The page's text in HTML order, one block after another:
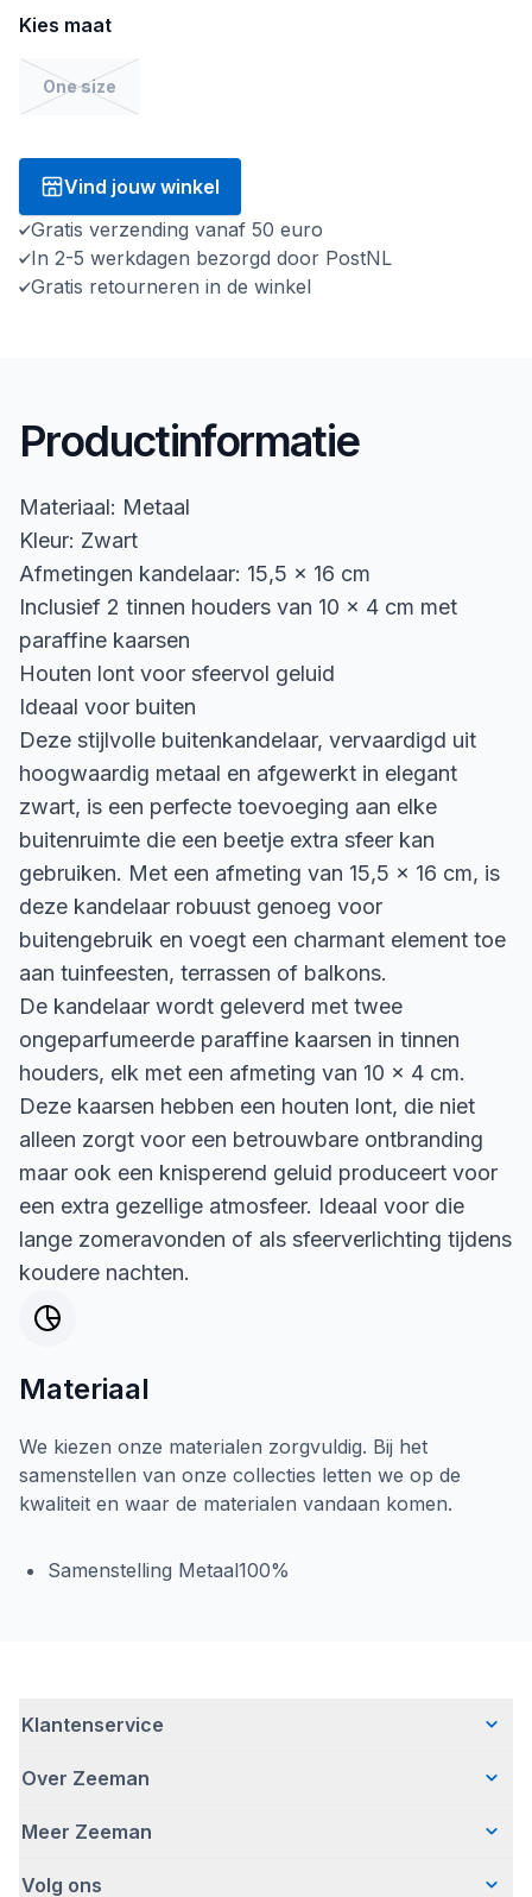
Kies maat
One size
Vind jouw winkel
Gratis verzending vanaf 50 euro
In 2-5 werkdagen bezorgd door PostNL
Gratis retourneren in de winkel
Productinformatie
Materiaal: Metaal
Kleur: Zwart
Afmetingen kandelaar: 15,5 x 16 cm
Inclusief 2 tinnen houders van 10 x 4 cm met
paraffine kaarsen
Houten lont voor sfeervol geluid
Ideaal voor buiten
Deze stijlvolle buitenkandelaar, vervaardigd uit
hoogwaardig metaal en afgewerkt in elegant
zwart, is een perfecte toevoeging aan elke
buitenruimte die een beetje extra sfeer kan
gebruiken. Met een afmeting van 15,5 x 16 cm, is
deze kandelaar robuust genoeg voor
buitengebruik en voegt een charmant element toe
aan tuinfeesten, terrassen of balkons.
De kandelaar wordt geleverd met twee
ongeparfumeerde paraffine kaarsen in tinnen
houders, elk met een afmeting van 10 x 4 cm.
Deze kaarsen hebben een houten lont, die niet
alleen zorgt voor een betrouwbare ontbranding
maar ook een knisperend geluid produceert voor
een extra gezellige atmosfeer. Ideaal voor die
lange zomeravonden of als sfeerverlichting tijdens
koudere nachten.
Materiaal
We kiezen onze materialen zorgvuldig. Bij het
samenstellen van onze collecties letten we op de
kwaliteit en waar de materialen vandaan komen.
Samenstelling Metaal100%
Klantenservice
Veelgestelde vragen
Bezorgen
Over Zeeman
Wie wij zijn
Meer Zeeman
Veiligheidswaarschuwing
Volg ons